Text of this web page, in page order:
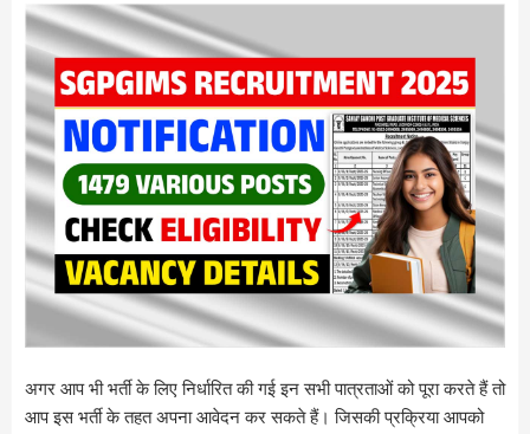
अगर आप भी भर्ती के लिए निर्धारित की गई इन सभी पात्रताओं को पूरा करते हैं तो
आप इस भर्ती के तहत अपना आवेदन कर सकते हैं। जिसकी प्रक्रिया आपको